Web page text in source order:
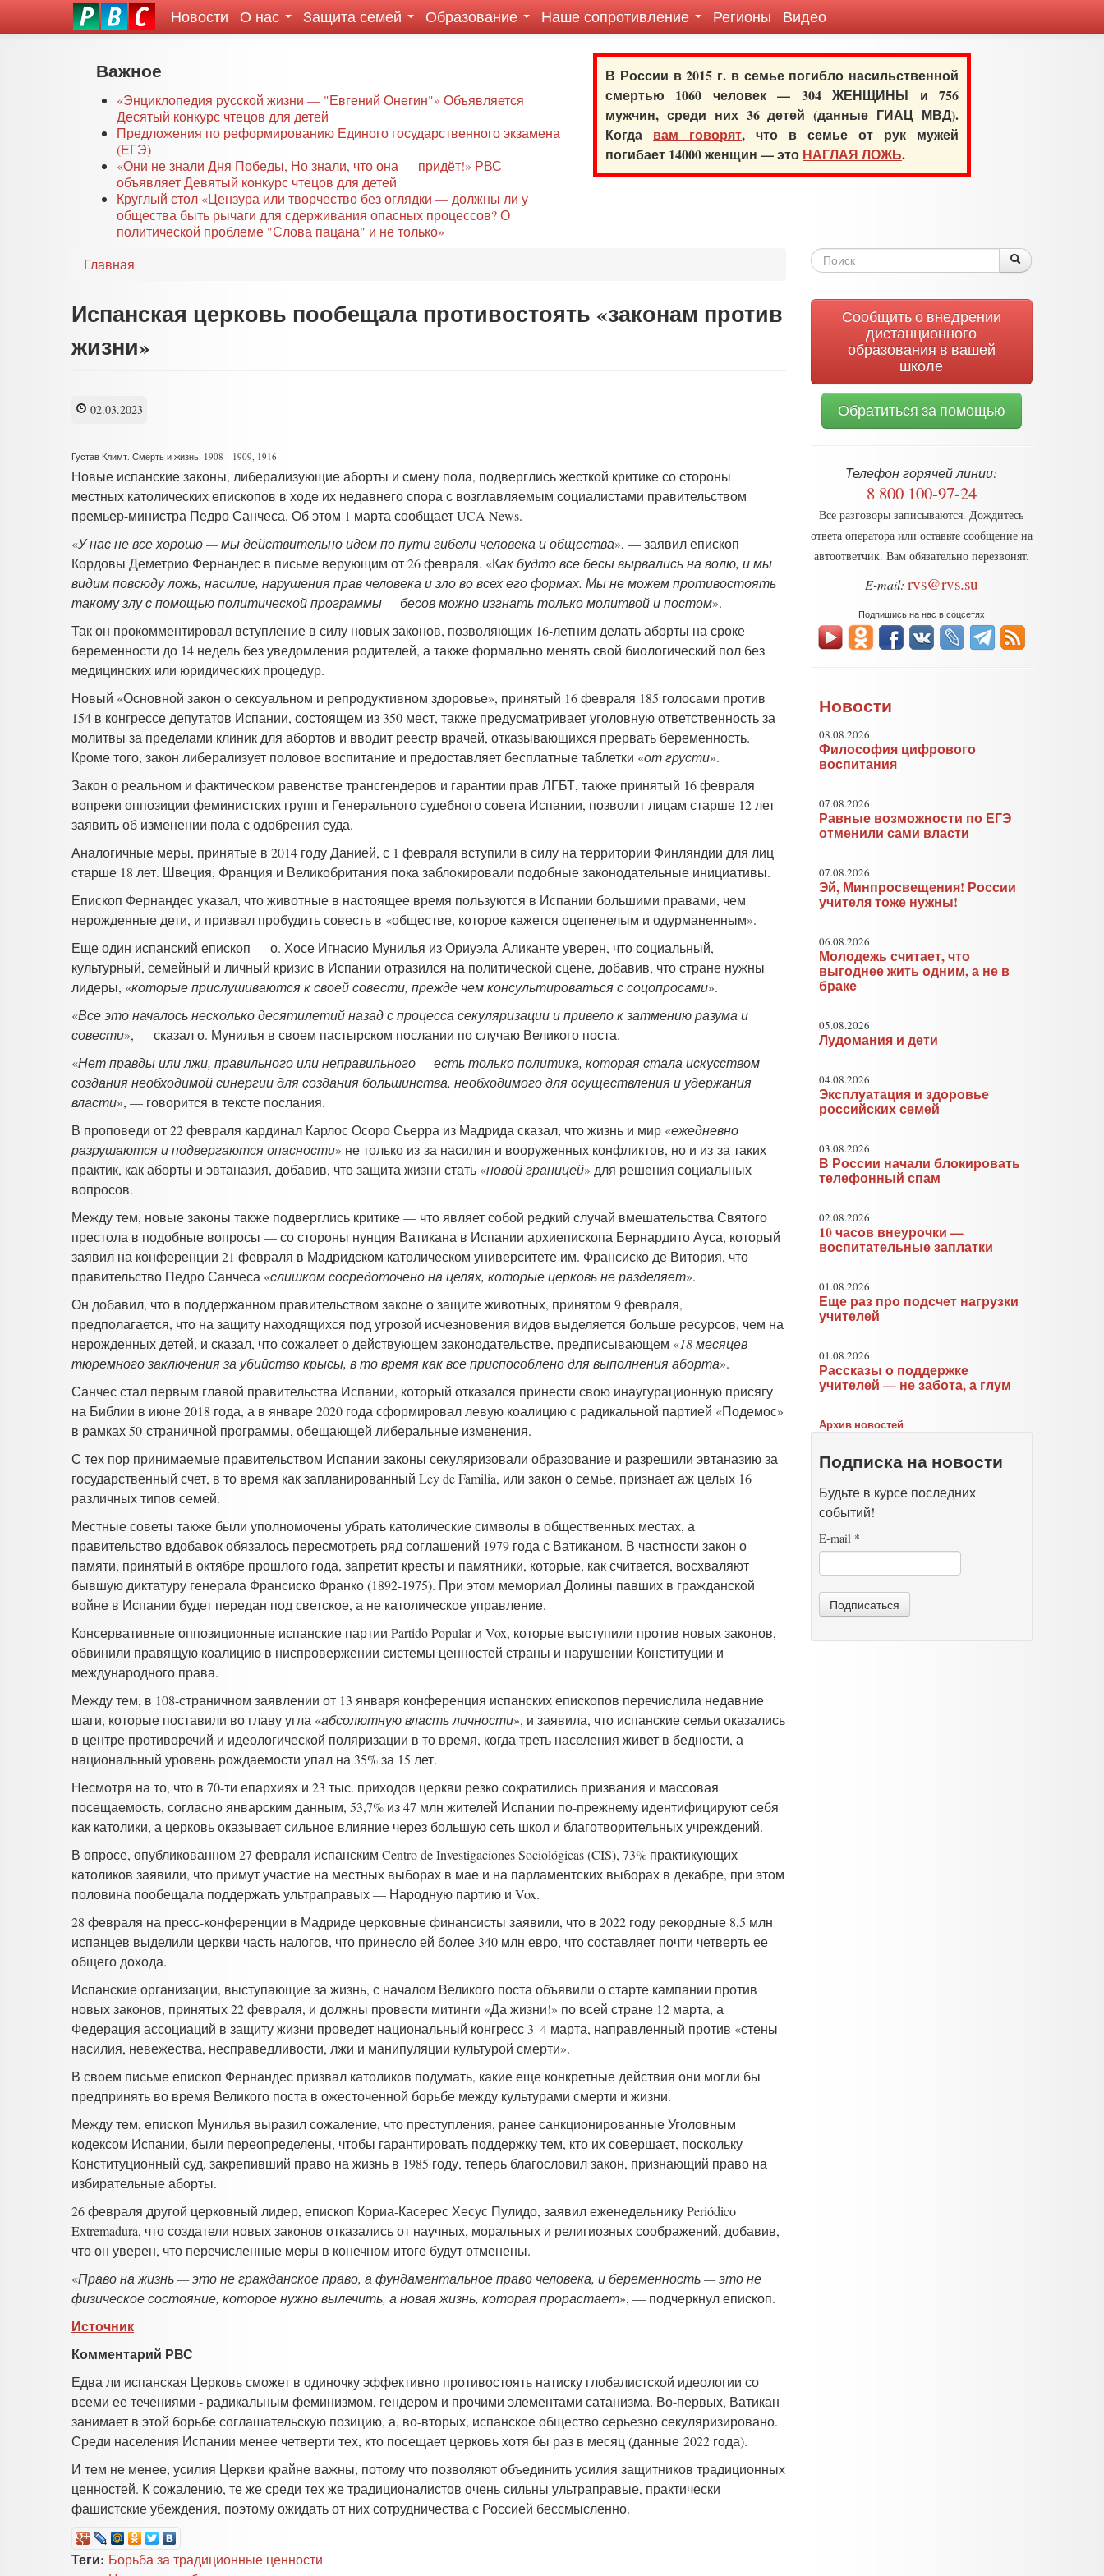
Новости О нас Защита семей Образование Наше сопротивление Регионы Видео
Важное
«Энциклопедия русской жизни — "Евгений Онегин"» Объявляется
Десятый конкурс чтецов для детей
Предложения по реформированию Единого государственного экзамена
(ЕГЭ)
«Они не знали Дня Победы, Но знали, что она — придёт!» РВС
объявляет Девятый конкурс чтецов для детей
Круглый стол «Цензура или творчество без оглядки — должны ли у
общества быть рычаги для сдерживания опасных процессов? О
политической проблеме "Слова пацана" и не только»
В России в 2015 г. в семье погибло насильственной
смертью 1060 человек — 304 ЖЕНЩИНЫ и 756
мужчин, среди них 36 детей (данные ГИАЦ МВД).
Когда вам говорят, что в семье от рук мужей
погибает 14000 женщин — это НАГЛАЯ ЛОЖЬ.
Главная
Испанская церковь пообещала противостоять «законам против
жизни»
02.03.2023
Густав Климт. Смерть и жизнь. 1908—1909, 1916
Новые испанские законы, либерализующие аборты и смену пола, подверглись жесткой критике со стороны
местных католических епископов в ходе их недавнего спора с возглавляемым социалистами правительством
премьер-министра Педро Санчеса. Об этом 1 марта сообщает UCA News.
«У нас не все хорошо — мы действительно идем по пути гибели человека и общества», — заявил епископ
Кордовы Деметрио Фернандес в письме верующим от 26 февраля. «Как будто все бесы вырвались на волю, и мы
видим повсюду ложь, насилие, нарушения прав человека и зло во всех его формах. Мы не можем противостоять
такому злу с помощью политической программы — бесов можно изгнать только молитвой и постом».
Так он прокомментировал вступление в силу новых законов, позволяющих 16-летним делать аборты на сроке
беременности до 14 недель без уведомления родителей, а также формально менять свой биологический пол без
медицинских или юридических процедур.
Новый «Основной закон о сексуальном и репродуктивном здоровье», принятый 16 февраля 185 голосами против
154 в конгрессе депутатов Испании, состоящем из 350 мест, также предусматривает уголовную ответственность за
молитвы за пределами клиник для абортов и вводит реестр врачей, отказывающихся прервать беременность.
Кроме того, закон либерализует половое воспитание и предоставляет бесплатные таблетки «от грусти».
Закон о реальном и фактическом равенстве трансгендеров и гарантии прав ЛГБТ, также принятый 16 февраля
вопреки оппозиции феминистских групп и Генерального судебного совета Испании, позволит лицам старше 12 лет
заявить об изменении пола с одобрения суда.
Аналогичные меры, принятые в 2014 году Данией, с 1 февраля вступили в силу на территории Финляндии для лиц
старше 18 лет. Швеция, Франция и Великобритания пока заблокировали подобные законодательные инициативы.
Епископ Фернандес указал, что животные в настоящее время пользуются в Испании большими правами, чем
нерожденные дети, и призвал пробудить совесть в «обществе, которое кажется оцепенелым и одурманенным».
Еще один испанский епископ — о. Хосе Игнасио Мунилья из Ориуэла-Аликанте уверен, что социальный,
культурный, семейный и личный кризис в Испании отразился на политической сцене, добавив, что стране нужны
лидеры, «которые прислушиваются к своей совести, прежде чем консультироваться с соцопросами».
«Все это началось несколько десятилетий назад с процесса секуляризации и привело к затмению разума и
совести», — сказал о. Мунилья в своем пастырском послании по случаю Великого поста.
«Нет правды или лжи, правильного или неправильного — есть только политика, которая стала искусством
создания необходимой синергии для создания большинства, необходимого для осуществления и удержания
власти», — говорится в тексте послания.
В проповеди от 22 февраля кардинал Карлос Осоро Сьерра из Мадрида сказал, что жизнь и мир «ежедневно
разрушаются и подвергаются опасности» не только из-за насилия и вооруженных конфликтов, но и из-за таких
практик, как аборты и эвтаназия, добавив, что защита жизни стать «новой границей» для решения социальных
вопросов.
Между тем, новые законы также подверглись критике — что являет собой редкий случай вмешательства Святого
престола в подобные вопросы — со стороны нунция Ватикана в Испании архиепископа Бернардито Ауса, который
заявил на конференции 21 февраля в Мадридском католическом университете им. Франсиско де Витория, что
правительство Педро Санчеса «слишком сосредоточено на целях, которые церковь не разделяет».
Он добавил, что в поддержанном правительством законе о защите животных, принятом 9 февраля,
предполагается, что на защиту находящихся под угрозой исчезновения видов выделяется больше ресурсов, чем на
нерожденных детей, и сказал, что сожалеет о действующем законодательстве, предписывающем «18 месяцев
тюремного заключения за убийство крысы, в то время как все приспособлено для выполнения аборта».
Санчес стал первым главой правительства Испании, который отказался принести свою инаугурационную присягу
на Библии в июне 2018 года, а в январе 2020 года сформировал левую коалицию с радикальной партией «Подемос»
в рамках 50-страничной программы, обещающей либеральные изменения.
С тех пор принимаемые правительством Испании законы секуляризовали образование и разрешили эвтаназию за
государственный счет, в то время как запланированный Ley de Familia, или закон о семье, признает аж целых 16
различных типов семей.
Местные советы также были уполномочены убрать католические символы в общественных местах, а
правительство вдобавок обязалось пересмотреть ряд соглашений 1979 года с Ватиканом. В частности закон о
памяти, принятый в октябре прошлого года, запретит кресты и памятники, которые, как считается, восхваляют
бывшую диктатуру генерала Франсиско Франко (1892-1975). При этом мемориал Долины павших в гражданской
войне в Испании будет передан под светское, а не католическое управление.
Консервативные оппозиционные испанские партии Partido Popular и Vox, которые выступили против новых законов,
обвинили правящую коалицию в ниспровержении системы ценностей страны и нарушении Конституции и
международного права.
Между тем, в 108-страничном заявлении от 13 января конференция испанских епископов перечислила недавние
шаги, которые поставили во главу угла «абсолютную власть личности», и заявила, что испанские семьи оказались
в центре противоречий и идеологической поляризации в то время, когда треть населения живет в бедности, а
национальный уровень рождаемости упал на 35% за 15 лет.
Несмотря на то, что в 70-ти епархиях и 23 тыс. приходов церкви резко сократились призвания и массовая
посещаемость, согласно январским данным, 53,7% из 47 млн жителей Испании по-прежнему идентифицируют себя
как католики, а церковь оказывает сильное влияние через большую сеть школ и благотворительных учреждений.
В опросе, опубликованном 27 февраля испанским Centro de Investigaciones Sociológicas (CIS), 73% практикующих
католиков заявили, что примут участие на местных выборах в мае и на парламентских выборах в декабре, при этом
половина пообещала поддержать ультраправых — Народную партию и Vox.
28 февраля на пресс-конференции в Мадриде церковные финансисты заявили, что в 2022 году рекордные 8,5 млн
испанцев выделили церкви часть налогов, что принесло ей более 340 млн евро, что составляет почти четверть ее
общего дохода.
Испанские организации, выступающие за жизнь, с началом Великого поста объявили о старте кампании против
новых законов, принятых 22 февраля, и должны провести митинги «Да жизни!» по всей стране 12 марта, а
Федерация ассоциаций в защиту жизни проведет национальный конгресс 3–4 марта, направленный против «стены
насилия, невежества, несправедливости, лжи и манипуляции культурой смерти».
В своем письме епископ Фернандес призвал католиков подумать, какие еще конкретные действия они могли бы
предпринять во время Великого поста в ожесточенной борьбе между культурами смерти и жизни.
Между тем, епископ Мунилья выразил сожаление, что преступления, ранее санкционированные Уголовным
кодексом Испании, были переопределены, чтобы гарантировать поддержку тем, кто их совершает, поскольку
Конституционный суд, закрепивший право на жизнь в 1985 году, теперь благословил закон, признающий право на
избирательные аборты.
26 февраля другой церковный лидер, епископ Кориа-Касерес Хесус Пулидо, заявил еженедельнику Periódico
Extremadura, что создатели новых законов отказались от научных, моральных и религиозных соображений, добавив,
что он уверен, что перечисленные меры в конечном итоге будут отменены.
«Право на жизнь — это не гражданское право, а фундаментальное право человека, и беременность — это не
физическое состояние, которое нужно вылечить, а новая жизнь, которая прорастает», — подчеркнул епископ.
Источник
Комментарий РВС
Едва ли испанская Церковь сможет в одиночку эффективно противостоять натиску глобалистской идеологии со
всеми ее течениями - радикальным феминизмом, гендером и прочими элементами сатанизма. Во-первых, Ватикан
занимает в этой борьбе соглашательскую позицию, а, во-вторых, испанское общество серьезно секуляризировано.
Среди населения Испании менее четверти тех, кто посещает церковь хотя бы раз в месяц (данные 2022 года).
И тем не менее, усилия Церкви крайне важны, потому что позволяют объединить усилия защитников традиционных
ценностей. К сожалению, те же среди тех же традиционалистов очень сильны ультраправые, практически
фашистские убеждения, поэтому ожидать от них сотрудничества с Россией бессмысленно.
Теги: Борьба за традиционные ценности
Форма
Поиск
Сообщить о внедрении
дистанционного
образования в вашей
школе
Обратиться за помощью
Телефон горячей линии:
8 800 100-97-24
Все разговоры записываются. Дождитесь
ответа оператора или оставьте сообщение на
автоответчик. Вам обязательно перезвонят.
E-mail: rvs@rvs.su
Подпишись на нас в соцсетях
Новости
08.08.2026
Философия цифрового
воспитания
07.08.2026
Равные возможности по ЕГЭ
отменили сами власти
07.08.2026
Эй, Минпросвещения! России
учителя тоже нужны!
06.08.2026
Молодежь считает, что
выгоднее жить одним, а не в
браке
05.08.2026
Лудомания и дети
04.08.2026
Эксплуатация и здоровье
российских семей
03.08.2026
В России начали блокировать
телефонный спам
02.08.2026
10 часов внеурочки —
воспитательные заплатки
01.08.2026
Еще раз про подсчет нагрузки
учителей
01.08.2026
Рассказы о поддержке
учителей — не забота, а глум
Архив новостей
Подписка на новости
Будьте в курсе последних
событий!
E-mail *
Подписаться